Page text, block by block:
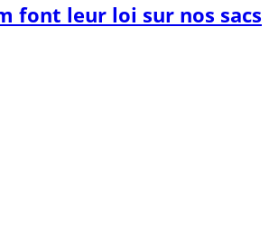
font leur loi sur nos sacs